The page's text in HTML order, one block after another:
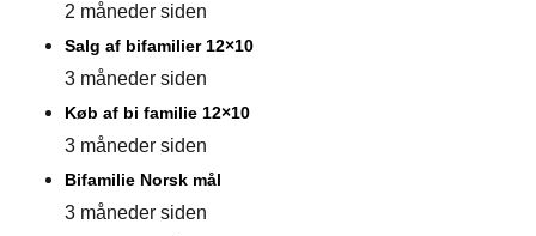
2 måneder siden
Salg af bifamilier 12×10
3 måneder siden
Køb af bi familie 12×10
3 måneder siden
Bifamilie Norsk mål
3 måneder siden